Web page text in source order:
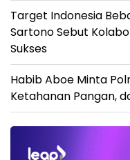
Target Indonesia
Sartono Sebut
Sukses
Habib Aboe Minta
Ketahanan Pangan,